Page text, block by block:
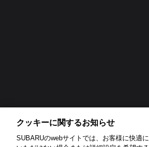
クッキーに関するお知らせ​
SUBARUのwebサイトでは、お客様に快適